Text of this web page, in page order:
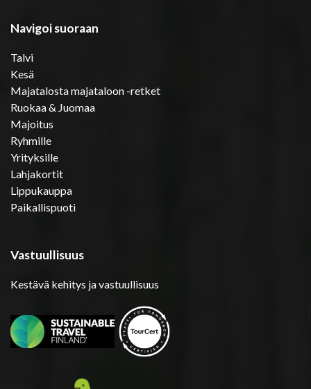
Navigoi suoraan
Talvi
Kesä
Majatalosta majataloon -retket
Ruokaa & Juomaa
Majoitus
Ryhmille
Yrityksille
Lahjakortit
Lippukauppa
Paikallispuoti
Vastuullisuus
Kestävä kehitys ja vastuullisuus